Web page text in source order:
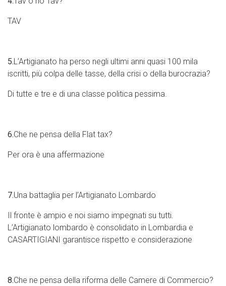
TAV
5.L’Artigianato ha perso negli ultimi anni quasi 100 mila
iscritti, più colpa delle tasse, della crisi o della burocrazia?
Di tutte e tre e di una classe politica pessima.
6.Che ne pensa della Flat tax?
Per ora è una affermazione
7.Una battaglia per l’Artigianato Lombardo
Il fronte è ampio e noi siamo impegnati su tutti.
L’Artigianato lombardo è consolidato in Lombardia e
CASARTIGIANI garantisce rispetto e considerazione
8.Che ne pensa della riforma delle Camere di Commercio?